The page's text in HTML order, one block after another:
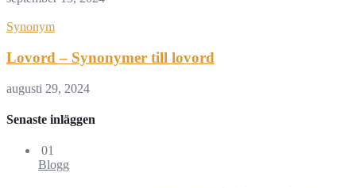
Synonym
Lovord – Synonymer till lovord
augusti 29, 2024
Senaste inläggen
01
Blogg